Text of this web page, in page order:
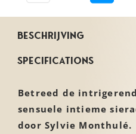
Beschrijving
Specifications
Betreed de
sensuele intieme
door Sylvie Monthulé.